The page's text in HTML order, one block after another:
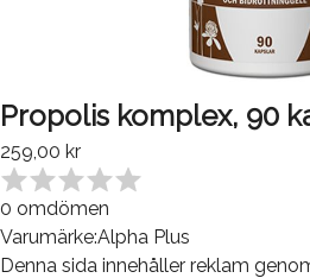
Propolis komplex, 90
259,00 kr
0 omdömen
Varumärke:Alpha Plus
Denna sida innehåller reklam